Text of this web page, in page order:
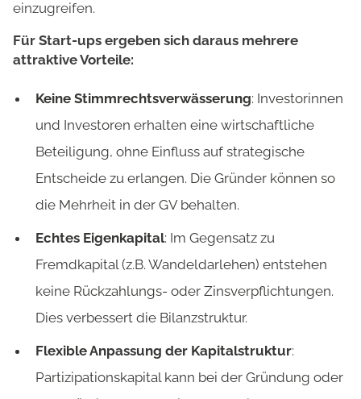
einzugreifen.
Für Start-ups ergeben sich daraus mehrere
attraktive Vorteile:
Keine Stimmrechtsverwässerung: Investorinnen
und Investoren erhalten eine wirtschaftliche
Beteiligung, ohne Einfluss auf strategische
Entscheide zu erlangen. Die Gründer können so
die Mehrheit in der GV behalten.
Echtes Eigenkapital: Im Gegensatz zu
Fremdkapital (z.B. Wandeldarlehen) entstehen
keine Rückzahlungs- oder Zinsverpflichtungen.
Dies verbessert die Bilanzstruktur.
Flexible Anpassung der Kapitalstruktur:
Partizipationskapital kann bei der Gründung oder